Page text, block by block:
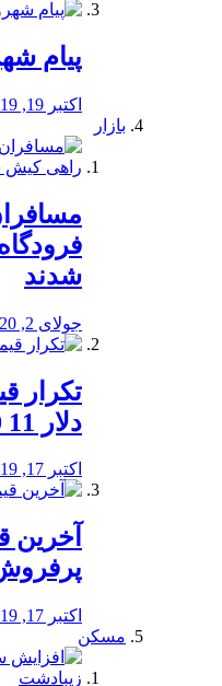
پیام
اکتبر 19, 2019
بازار
شدند
جولای 2, 2020
تکرار
دلار 11 400
اکتبر 17, 2019
آخرین
پرفروش
اکتبر 17, 2019
مسکن